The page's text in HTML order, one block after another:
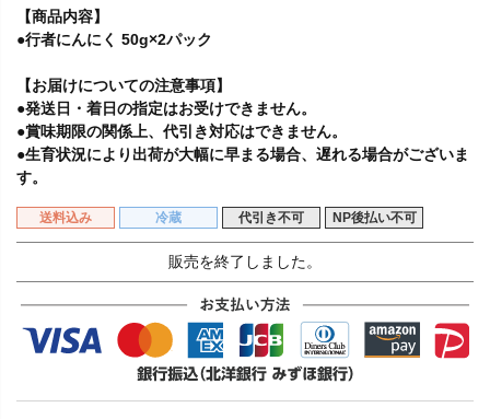
【商品内容】
●行者にんにく 50g×2パック
【お届けについての注意事項】
●発送日・着日の指定はお受けできません。
●賞味期限の関係上、代引き対応はできません。
●生育状況により出荷が大幅に早まる場合、遅れる場合がございま
す。
送料込み 冷蔵 代引き不可 NP後払い不可
販売を終了しました。